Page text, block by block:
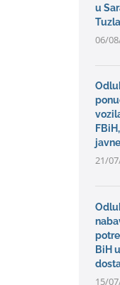
u
06/
21/
BiH
15/